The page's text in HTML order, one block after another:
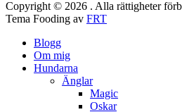
Copyright © 2026 . Alla rättigheter
Tema Fooding av FRT
Blogg
Om mig
Hundarna
Änglar
Magic
Oskar